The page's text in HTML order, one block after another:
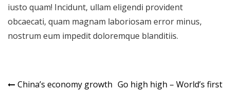
iusto quam! Incidunt, ullam eligendi provident
obcaecati, quam magnam laboriosam error minus,
nostrum eum impedit doloremque blanditiis.
Navegação
China’s economy growth Go high high – World’s first